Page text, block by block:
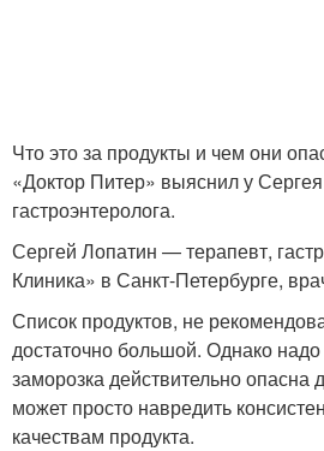
Что это за продукты и чем они
«Доктор Питер» выяснил у
гастроэнтеролога.
Сергей Лопатин — терапевт,
Клиника» в Санкт-Петербурге,
Список продуктов, не
достаточно большой. Однако надо
заморозка действительно опасна
может просто навредить
качествам продукта.